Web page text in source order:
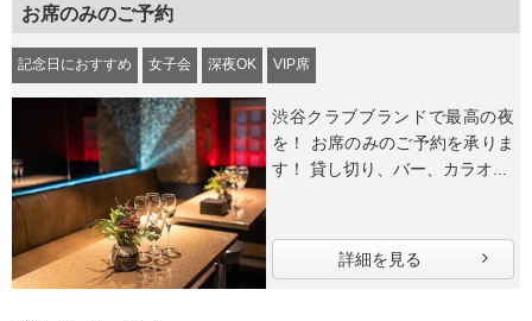
お席のみのご予約
記念日におすすめ 女子会 深夜OK VIP席
渋谷クラブブランドで最高の夜
を！ お席のみのご予約を承りま
す！ 貸し切り、バー、カラオ...
詳細を見る